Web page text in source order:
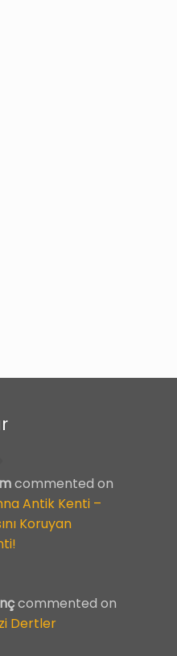
commented on
Antik Kenti –
Koruyan
commented on
Dertler